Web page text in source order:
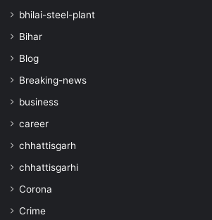
bhilai-steel-plant
Bihar
Blog
Breaking-news
business
career
chhattisgarh
chhattisgarhi
Corona
Crime